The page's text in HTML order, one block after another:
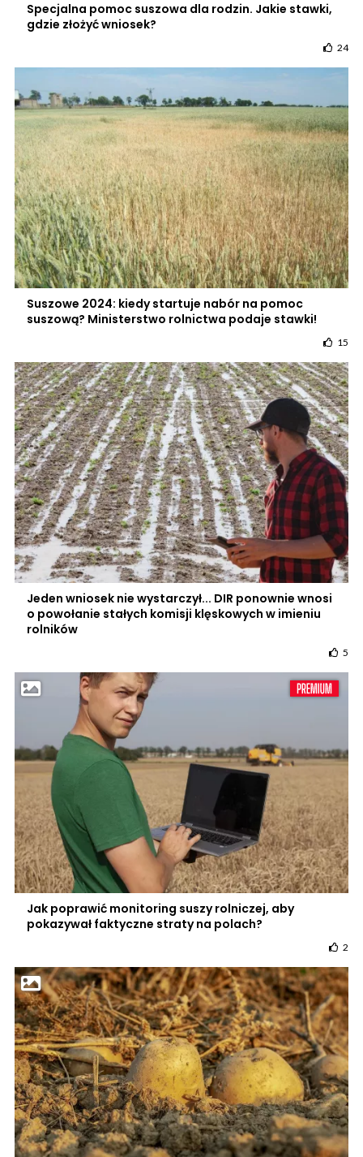
Specjalna pomoc suszowa dla rodzin. Jakie stawki,
gdzie złożyć wniosek?
24
Suszowe 2024: kiedy startuje nabór na pomoc
suszową? Ministerstwo rolnictwa podaje stawki!
15
Jeden wniosek nie wystarczył... DIR ponownie wnosi
o powołanie stałych komisji klęskowych w imieniu
rolników
5
Jak poprawić monitoring suszy rolniczej, aby
pokazywał faktyczne straty na polach?
2